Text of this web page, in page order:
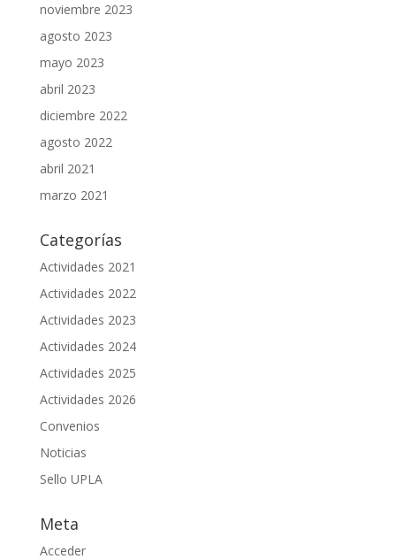
noviembre 2023
agosto 2023
mayo 2023
abril 2023
diciembre 2022
agosto 2022
abril 2021
marzo 2021
Categorías
Actividades 2021
Actividades 2022
Actividades 2023
Actividades 2024
Actividades 2025
Actividades 2026
Convenios
Noticias
Sello UPLA
Meta
Acceder